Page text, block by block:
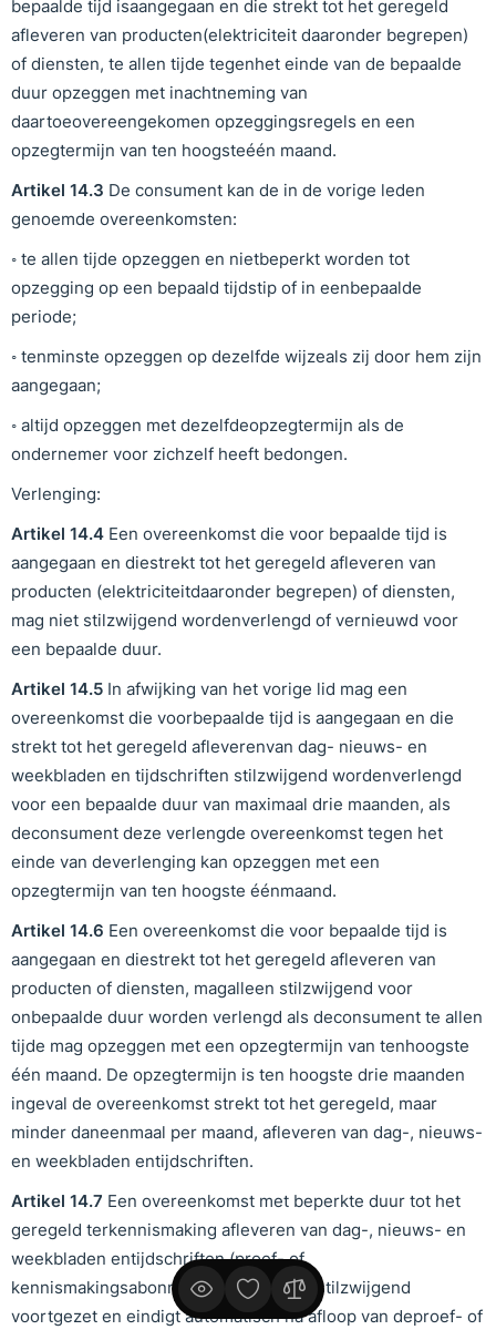
bepaalde tijd isaangegaan en die strekt tot het geregeld
afleveren van producten(elektriciteit daaronder begrepen)
of diensten, te allen tijde tegenhet einde van de bepaalde
duur opzeggen met inachtneming van
daartoeovereengekomen opzeggingsregels en een
opzegtermijn van ten hoogsteéén maand.
Artikel 14.3 De consument kan de in de vorige leden
genoemde overeenkomsten:
◦ te allen tijde opzeggen en nietbeperkt worden tot
opzegging op een bepaald tijdstip of in eenbepaalde
periode;
◦ tenminste opzeggen op dezelfde wijzeals zij door hem zijn
aangegaan;
◦ altijd opzeggen met dezelfdeopzegtermijn als de
ondernemer voor zichzelf heeft bedongen.
Verlenging:
Artikel 14.4 Een overeenkomst die voor bepaalde tijd is
aangegaan en diestrekt tot het geregeld afleveren van
producten (elektriciteitdaaronder begrepen) of diensten,
mag niet stilzwijgend wordenverlengd of vernieuwd voor
een bepaalde duur.
Artikel 14.5 In afwijking van het vorige lid mag een
overeenkomst die voorbepaalde tijd is aangegaan en die
strekt tot het geregeld afleverenvan dag- nieuws- en
weekbladen en tijdschriften stilzwijgend wordenverlengd
voor een bepaalde duur van maximaal drie maanden, als
deconsument deze verlengde overeenkomst tegen het
einde van deverlenging kan opzeggen met een
opzegtermijn van ten hoogste éénmaand.
Artikel 14.6 Een overeenkomst die voor bepaalde tijd is
aangegaan en diestrekt tot het geregeld afleveren van
producten of diensten, magalleen stilzwijgend voor
onbepaalde duur worden verlengd als deconsument te allen
tijde mag opzeggen met een opzegtermijn van tenhoogste
één maand. De opzegtermijn is ten hoogste drie maanden
ingeval de overeenkomst strekt tot het geregeld, maar
minder daneenmaal per maand, afleveren van dag-, nieuws-
en weekbladen entijdschriften.
Artikel 14.7 Een overeenkomst met beperkte duur tot het
geregeld terkennismaking afleveren van dag-, nieuws- en
weekbladen entijdschriften (proef- of
kennismakingsabonnement) wordt nietstilzwijgend
voortgezet en eindigt automatisch na afloop van deproef- of